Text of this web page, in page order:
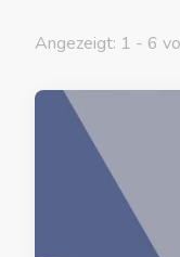
Angezeigt: 1 - 6